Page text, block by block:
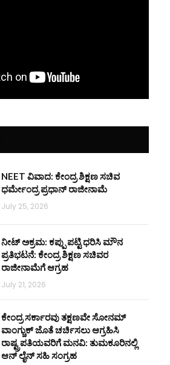
NEET ವಿವಾದ: ಕೇಂದ್ರ ಶಿಕ್ಷಣ ಸಚಿವ
ಧರ್ಮೇಂದ್ರ ಪ್ರಧಾನ್ ರಾಜೀನಾಮೆ
July 25, 2026
ನೀಟ್ ಅಕ್ರಮ: ಕಪ್ಪು ಪಟ್ಟಿ ಧರಿಸಿ ಮೌನ
ಪ್ರತಿಭಟನೆ: ಕೇಂದ್ರ ಶಿಕ್ಷಣ ಸಚಿವರ
ರಾಜೀನಾಮೆಗೆ ಆಗ್ರಹ
July 21, 2026
ಕೇಂದ್ರ ಸರ್ಕಾರವು ತಕ್ಷಣವೇ ಸೋನಮ್
ವಾಂಗ್ಚುಕ್ ಜೊತೆ ಚರ್ಚಿಸಲು ಆಗ್ರಹಿಸಿ
ರಾಷ್ಟ್ರಪತಿಯವರಿಗೆ ಮನವಿ: ತುಮಕೂರಿನಲ್ಲಿ
ಆನ್‌ ಲೈನ್ ಸಹಿ ಸಂಗ್ರಹ